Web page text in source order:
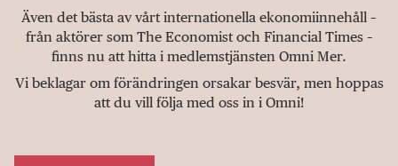
Även det bästa av vårt internationella ekonomiinnehåll –
från aktörer som The Economist och Financial Times –
finns nu att hitta i medlemstjänsten Omni Mer.
Vi beklagar om förändringen orsakar besvär, men hoppas
att du vill följa med oss in i Omni!